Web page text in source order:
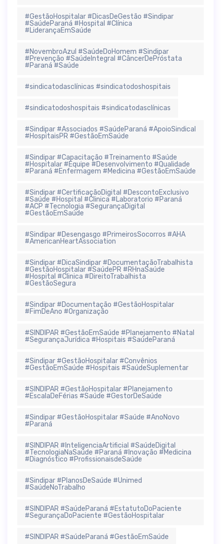
#GestãoHospitalar #DicasDeGestão #Sindipar
#SaúdeParaná #Hospital #Clínica
#LiderançaEmSaúde
#NovembroAzul #SaúdeDoHomem #Sindipar
#Prevenção #SaúdeIntegral #CâncerDePróstata
#Paraná #Saúde
#sindicatodasclínicas #sindicatodoshospitais
#sindicatodoshospitais #sindicatodasclínicas
#Sindipar #Associados #SaúdeParaná #ApoioSindical
#HospitaisPR #GestãoEmSaúde
#Sindipar #Capacitação #Treinamento #Saúde
#Hospitalar #Equipe #Desenvolvimento #Qualidade
#Paraná #Enfermagem #Medicina #GestãoEmSaúde
#Sindipar #CertificaçãoDigital #DescontoExclusivo
#Saúde #Hospital #Clinica #Laboratorio #Paraná
#ACP #Tecnologia #SegurançaDigital
#GestãoEmSaúde
#Sindipar #Desengasgo #PrimeirosSocorros #AHA
#AmericanHeartAssociation
#Sindipar #DicaSindipar #DocumentaçãoTrabalhista
#GestãoHospitalar #SaúdePR #RHnaSaúde
#Hospital #Clinica #DireitoTrabalhista
#GestãoSegura
#Sindipar #Documentação #GestãoHospitalar
#FimDeAno #Organização
#SINDIPAR #GestãoEmSaúde #Planejamento #Natal
#SegurançaJurídica #Hospitais #SaúdeParaná
#Sindipar #GestãoHospitalar #Convênios
#GestãoEmSaúde #Hospitais #SaúdeSuplementar
#SINDIPAR #GestãoHospitalar #Planejamento
#EscalaDeFérias #Saúde #GestorDeSaúde
#Sindipar #GestãoHospitalar #Saúde #AnoNovo
#Paraná
#SINDIPAR #InteligenciaArtificial #SaúdeDigital
#TecnologiaNaSaúde #Paraná #Inovação #Medicina
#Diagnóstico #ProfissionaisdeSaúde
#Sindipar #PlanosDeSaúde #Unimed
#SaúdeNoTrabalho
#SINDIPAR #SaúdeParaná #EstatutoDoPaciente
#SegurançaDoPaciente #GestãoHospitalar
#SINDIPAR #SaúdeParaná #GestãoEmSaúde